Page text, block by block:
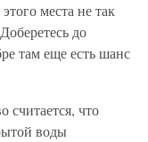
места не так
до
там еще есть шанс
считается, что
воды